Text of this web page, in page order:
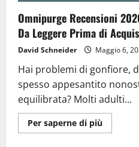
Omnipurge Recensioni
Da Leggere Prima di
David Schneider Maggio 6,
Hai problemi di gonfiore,
spesso appesantito
equilibrata? Molti adulti...
Per saperne di piùUlteriori